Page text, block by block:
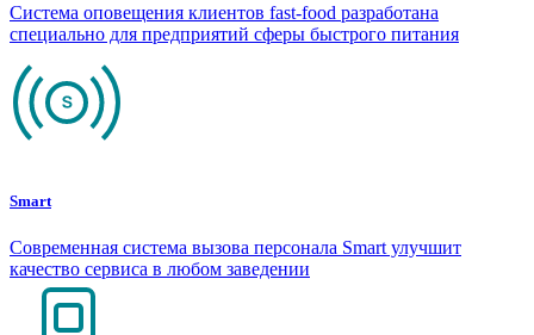
Система оповещения клиентов fast-food разработана
специально для предприятий сферы быстрого питания
Smart
Современная система вызова персонала Smart улучшит
качество сервиса в любом заведении